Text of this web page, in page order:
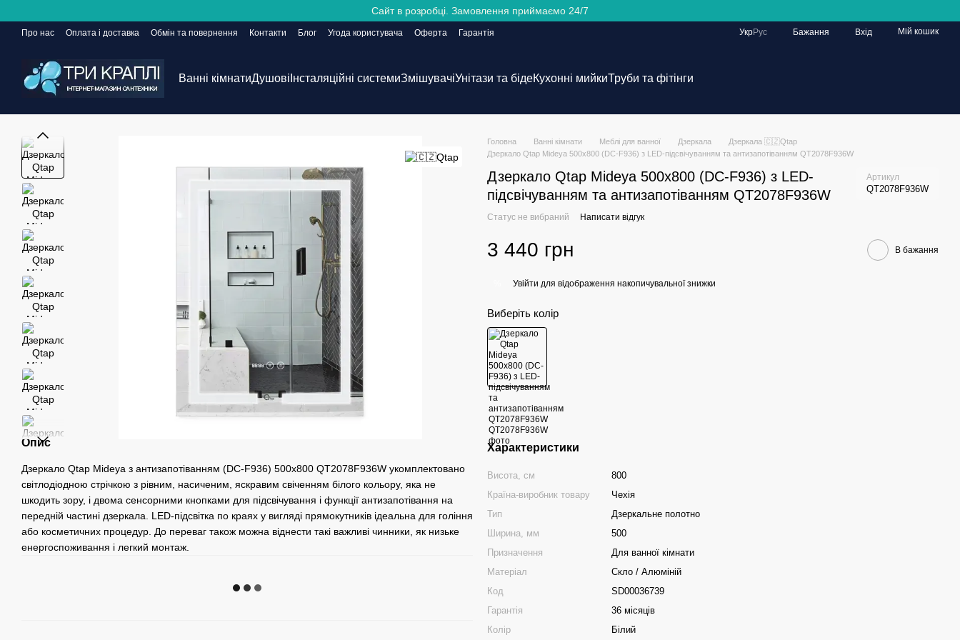
Сайт в розробці. Замовлення приймаємо 24/7
Про нас Оплата і доставка Обмін та повернення Контакти Блог Угода користувача Оферта
Гарантія
УкрРус Бажання Вхід Мій кошик
Ванні кімнатиДушові Інсталяційні системиЗмішувачіУнітази та бідеКухонні мийкиТруби та фітінги
Опис
Дзеркало Qtap Mideya з антизапотіванням (DC-F936) 500х800 QT2078F936W укомплектовано
світлодіодною стрічкою з рівним, насиченим, яскравим свіченням білого кольору, яка не
шкодить зору, і двома сенсорними кнопками для підсвічування і функції антизапотівання на
передній частині дзеркала. LED-підсвітка по краях у вигляді прямокутників ідеальна для гоління
або косметичних процедур. До переваг також можна віднести такі важливі чинники, як низьке
енергоспоживання і легкий монтаж.
Головна Ванні кімнати Меблі для ванної Дзеркала
Дзеркала 🇨🇿Qtap
Дзеркало Qtap Mideya 500х800 (DC-F936) з LED-підсвічуванням та антизапотіванням QT2078F936W
Дзеркало Qtap Mideya 500х800 (DC-F936) з LED-
підсвічуванням та антизапотіванням QT2078F936W
Артикул
QT2078F936W
Статус не вибраний Написати відгук
3 440 грн В бажання
Увійти для відображення накопичувальної знижки
Виберіть колір
Характеристики
Висота, см
800
Країна-виробник товару
Чехія
Тип
Дзеркальне полотно
Ширина, мм
500
Призначення
Для ванної кімнати
Матеріал
Скло / Алюміній
Код
SD00036739
Гарантія
36 місяців
Колір
Білий